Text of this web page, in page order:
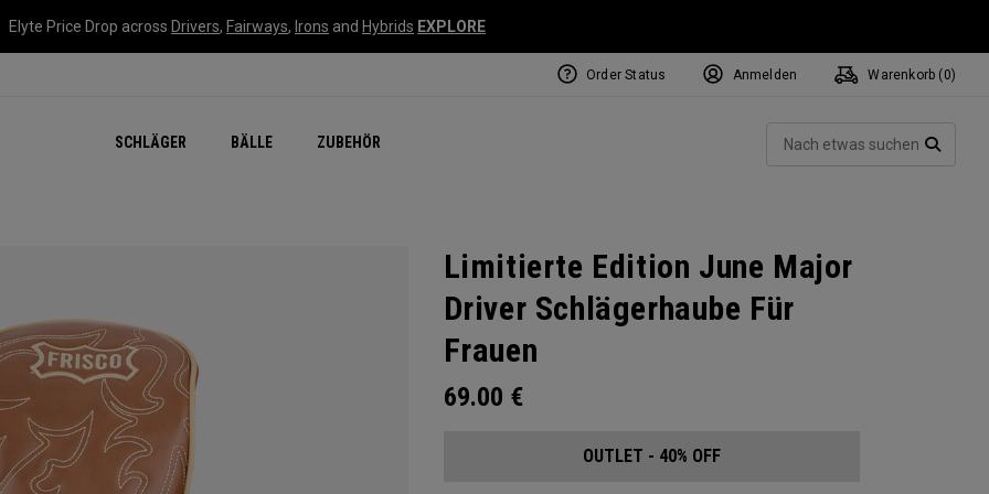
Elyte Price Drop across Drivers, Fairways, Irons and Hybrids EXPLORE
SCHLÄGER BÄLLE ZUBEHÖR
Order Status Anmelden Warenkorb ( 0)
Limitierte Edition June Major
Driver Schlägerhaube Für
Frauen
69.00 €
OUTLET - 40% OFF